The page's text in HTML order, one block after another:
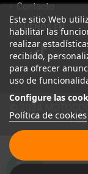
Leer más reseñas
Contacto
Este sitio Web
habilitar las
realizar
recibido,
para ofrecer
uso de
Configure las
Política de cookies
SÍGUENOS EN
|